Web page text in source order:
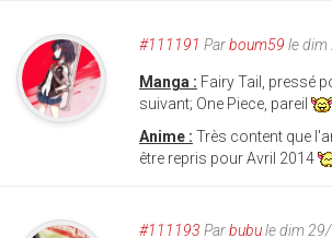
#111191 Parboum59 le dim
Manga : Fairy Tail, pressé
suivant; One Piece, pareil
Anime : Très content que
être repris pour Avril 2014
#111193 Parbubule dim